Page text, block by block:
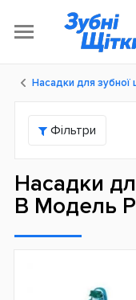
Насадки для зубної
Фільтри
Насадки
B Модель